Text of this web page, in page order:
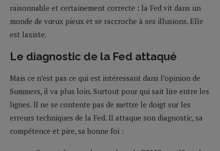
raisonnable et certainement correcte : la Fed vit dans un
monde de vœux pieux et se raccroche à ses illusions. Elle
est laxiste.
Le diagnostic de la Fed attaqué
Mais ce n’est pas ce qui est intéressant dans l’opinion de
Summers, il va plus loin. Surtout pour qui sait lire entre les
lignes. Il ne se contente pas de mettre le doigt sur les
erreurs techniques de la Fed. Il attaque son diagnostic, sa
compétence et pire, sa bonne foi :